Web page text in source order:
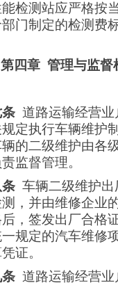
检测站应严格按
门制定的检测费
第四章 管理与监督
道路运输经营业
定执行车辆维护
的二级维护由各
监督管理。
车辆二级维护出
，并由维修企业
，签发出厂合格
规定的汽车维修
证。
道路运输经营业